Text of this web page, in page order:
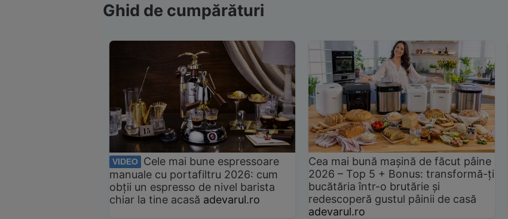
Ghid de cumpărături
VIDEO
Cele mai bune espressoare
manuale cu portafiltru 2026: cum
obții un espresso de nivel barista
chiar la tine acasă adevarul.ro
Cea mai bună mașină de făcut pâine
2026 – Top 5 + Bonus: transformă-ți
bucătăria într-o brutărie și
redescoperă gustul pâinii de casă
adevarul.ro